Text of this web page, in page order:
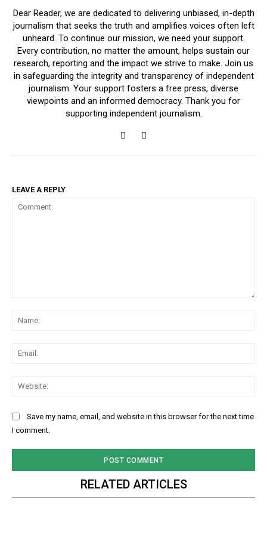
Dear Reader, we are dedicated to delivering unbiased, in-depth
journalism that seeks the truth and amplifies voices often left
unheard. To continue our mission, we need your support.
Every contribution, no matter the amount, helps sustain our
research, reporting and the impact we strive to make. Join us
in safeguarding the integrity and transparency of independent
journalism. Your support fosters a free press, diverse
viewpoints and an informed democracy. Thank you for
supporting independent journalism.
LEAVE A REPLY
Save my name, email, and website in this browser for the next time
I comment.
RELATED ARTICLES